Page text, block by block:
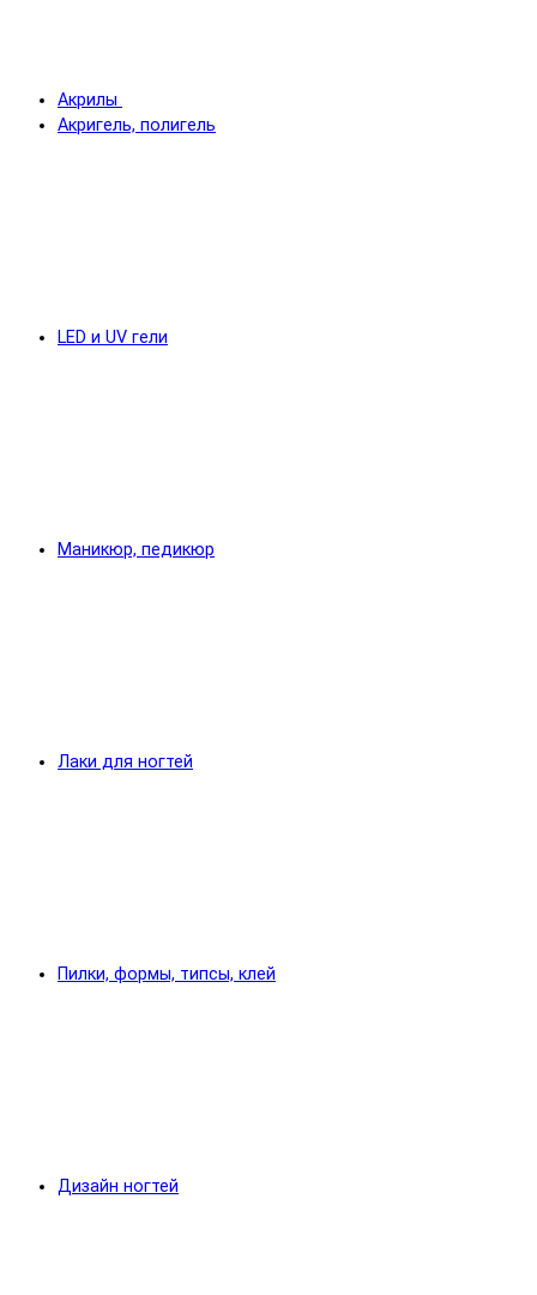
Акрилы
Акригель, полигель
LED и UV гели
Маникюр, педикюр
Лаки для ногтей
Пилки, формы, типсы, клей
Дизайн ногтей